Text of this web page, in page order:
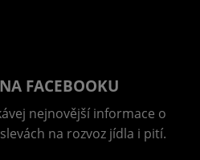
FACEBOOKU
nejnovější informace o
na rozvoz jídla i pití.